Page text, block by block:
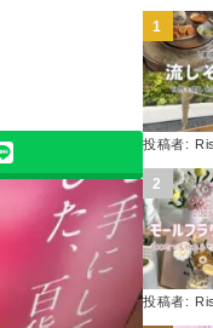
投稿者:
投稿者: